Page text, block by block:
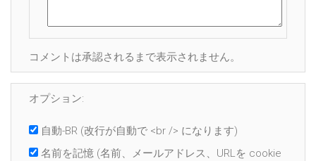
コメントは承認されるまで表示されません。
オプション:
自動-BR (改行が自動で <br /> になります)
名前を記憶 (名前、メールアドレス、URLを cookie